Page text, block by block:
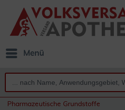
Menü
Pharmazeutische Grundstoffe